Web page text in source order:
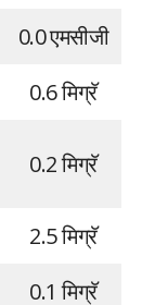
0.0 एमसीजी
0.6 मिग्रॅ
0.2 मिग्रॅ
2.5 मिग्रॅ
0.1 मिग्रॅ